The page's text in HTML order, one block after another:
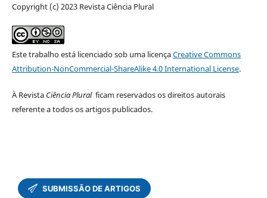
Copyright (c) 2023 Revista Ciência Plural
Este trabalho está licenciado sob uma licençaCreative Commons
Attribution-NonCommercial-ShareAlike 4.0 International License.
À Revista Ciência Plural ficam reservados os direitos autorais
referente a todos os artigos publicados.